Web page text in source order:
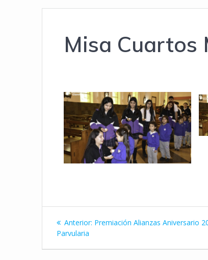
Misa Cuartos
Navegación
de
Anterior: Entrada
Premiación Alianzas Aniversario
Parvularia